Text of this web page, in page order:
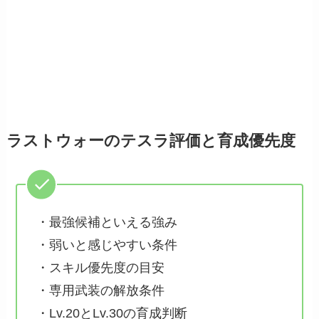
ラストウォーのテスラ評価と育成優先度
・最強候補といえる強み
・弱いと感じやすい条件
・スキル優先度の目安
・専用武装の解放条件
・Lv.20とLv.30の育成判断